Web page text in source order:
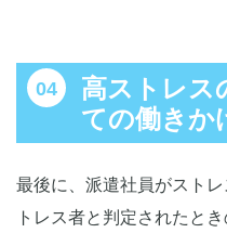
高ストレス
ての働きか
最後に、派遣社員がスト
トレス者と判定されたと